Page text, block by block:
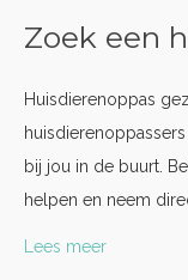
Zoek een
Huisdierenoppas
bij jou in de buurt.
helpen en neem
Lees meer